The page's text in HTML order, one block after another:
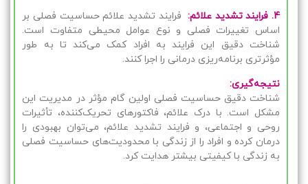
4. فرایند تشدید علائم:
فرایند تشدید علائم حساسیت فصلی بر
اساس تغییرات فصلی و نوع عوامل محیطی متفاوت است.
شناخت دقیق این فرایند به افراد کمک می‌کند تا به طور
مؤثرتری برنامه‌ریزی درمانی را اجرا کنند.
نتیجه‌گیری:
شناخت دقیق حساسیت فصلی اولین گام مؤثر در مدیریت این
مشکل است. با درک علائم، فاکتورهای تحریک‌کننده، تأثیرات
روحی و اجتماعی، و فرایند تشدید علائم، می‌توان بهبودی را
درمان کرده و افراد را از زندگی با محدودیت‌های حساسیت فصلی
به زندگی با کیفیتی بیشتر هدایت کرد.